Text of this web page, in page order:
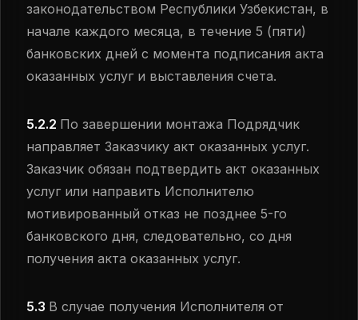
законодательством Республики Узбекистан, в
начале каждого месяца, в течение 5 (пяти)
банковских дней с момента подписания акта
оказанных услуг и выставления счета.
5.2.2 По завершении монтажа Подрядчик
направляет Заказчику акт оказанных услуг.
Заказчик обязан подтвердить акт оказанных
услуг или направить Исполнителю
мотивированный отказ не позднее 5-го
банковского дня, следовательно, со дня
получения акта оказанных услуг.
5.3 В случае получения Исполнителя от